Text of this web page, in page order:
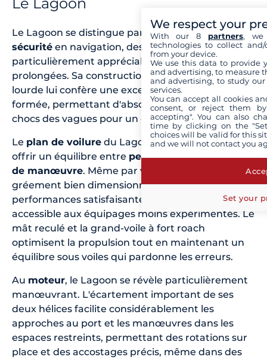
Le Lagoon se distingue par sastabilitéet sa
sécurité en navigation, des qualités
particulièrement appréciables lors des traversées
prolongées. Sa construction relativement plus
lourde lui confère une excellente tenue en mer
formée, permettant d'absorber efficacement les
chocs des vagues pour un confort optimal.
Le plan de voilure du Lagoon est pensé pour
offrir un équilibre entre performanceetfacilité
de manœuvre. Même par vent modéré, son
gréement bien dimensionné permet des
performances satisfaisantes tout en restant
accessible aux équipages moins expérimentés. Le
mât reculé et la grand-voile à fort roach
optimisent la propulsion tout en maintenant un
équilibre sous voiles qui pardonne les erreurs.
Au moteur, le Lagoon se révèle particulièrement
manœuvrant. L'écartement important de ses
deux hélices facilite considérablement les
approches au port et les manœuvres dans les
espaces restreints, permettant des rotations sur
place et des accostages précis, même dans des
We respect your
With our 8 partners, we
technologies to collect
from your device.
We use this data to provide
and advertising, to measure
and advertising, to study
services.
You can accept all cookies
consent, or reject them
accepting". You can also
time by clicking on the
choices will be valid for this
and we will not contact you
Set your